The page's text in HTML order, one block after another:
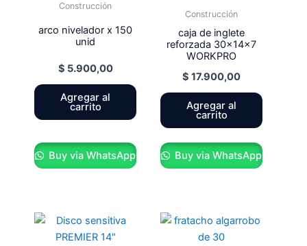
Construcción
arco nivelador x 150
unid
$ 5.900,00
Agregar al
carrito
Buy via WhatsApp
Construcción
caja de inglete
reforzada 30x14x7
WORKPRO
$ 17.900,00
Agregar al
carrito
Buy via WhatsApp